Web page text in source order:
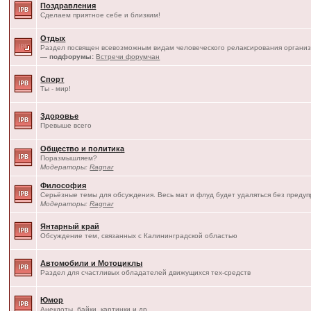
Поздравления
Сделаем приятное себе и близким!
Отдых
Раздел посвящен всевозможным видам человеческого релаксирования
— подфорумы: Встречи форумчан
Спорт
Ты - мир!
Здоровье
Превыше всего
Общество и политика
Поразмышляем?
Модераторы:Ragnar
Философия
Серьёзные темы для обсуждения. Весь мат и флуд будет удаляться без
Модераторы:Ragnar
Янтарный край
Обсуждение тем, связанных с Калининградской областью
Автомобили и Мотоциклы
Раздел для счастливых обладателей движущихся тех-средств
Юмор
Анекдоты, байки, картинки и др.